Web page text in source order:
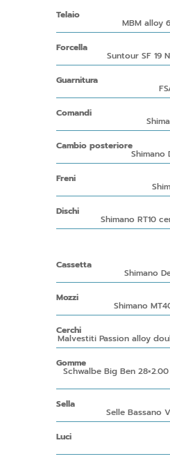
Telaio
MBM alloy
Forcella
Suntour SF 19
Guarnitura
Comandi
Cambio posteriore
Shimano
Freni
Dischi
Shimano RT10
Cassetta
Shimano
Mozzi
Shimano
Cerchi
Malvestiti Passion alloy
Gomme
Schwalbe Big Ben
Sella
Selle Bassano
Luci